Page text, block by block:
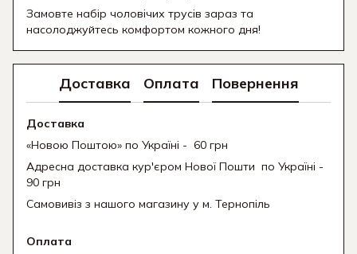
Замовте набір чоловічих трусів зараз та
насолоджуйтесь комфортом кожного дня!
Доставка Оплата Повернення
Доставка
«Новою Поштою» по Україні - 60 грн
Адресна доставка кур'єром Нової Пошти по Україні -
90 грн
Самовивіз з нашого магазину у м. Тернопіль
Оплата